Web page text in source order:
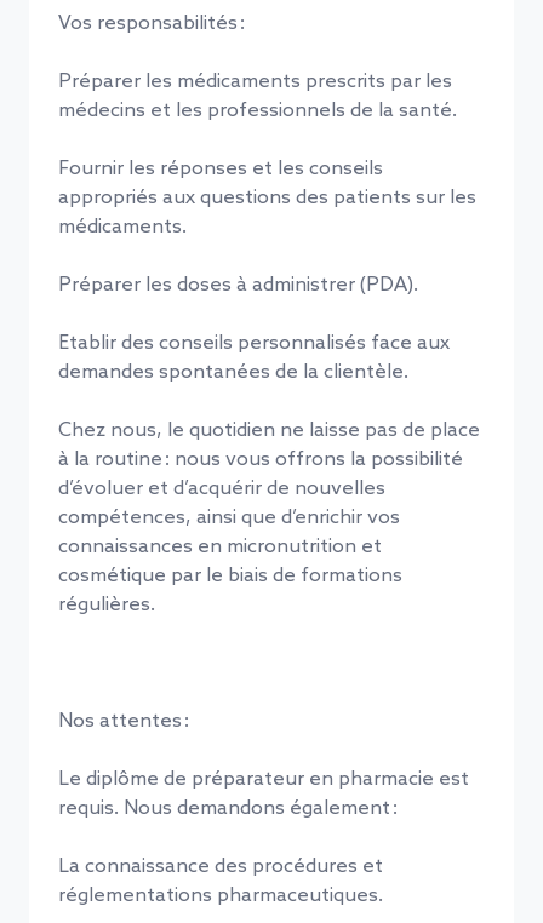
Vos responsabilités :
Préparer les médicaments prescrits par les
médecins et les professionnels de la santé.
Fournir les réponses et les conseils
appropriés aux questions des patients sur les
médicaments.
Préparer les doses à administrer (PDA).
Etablir des conseils personnalisés face aux
demandes spontanées de la clientèle.
Chez nous, le quotidien ne laisse pas de place
à la routine : nous vous offrons la possibilité
d’évoluer et d’acquérir de nouvelles
compétences, ainsi que d’enrichir vos
connaissances en micronutrition et
cosmétique par le biais de formations
régulières.
Nos attentes :
Le diplôme de préparateur en pharmacie est
requis. Nous demandons également :
La connaissance des procédures et
réglementations pharmaceutiques.